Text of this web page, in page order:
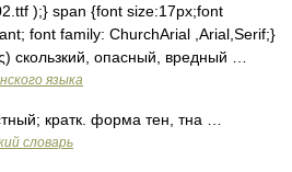
);} span {font size:17px;font
font family: ChurchArial ,Arial,Serif;}
скользкий, опасный, вредный …
языка
кратк. форма тен, тна …
словарь